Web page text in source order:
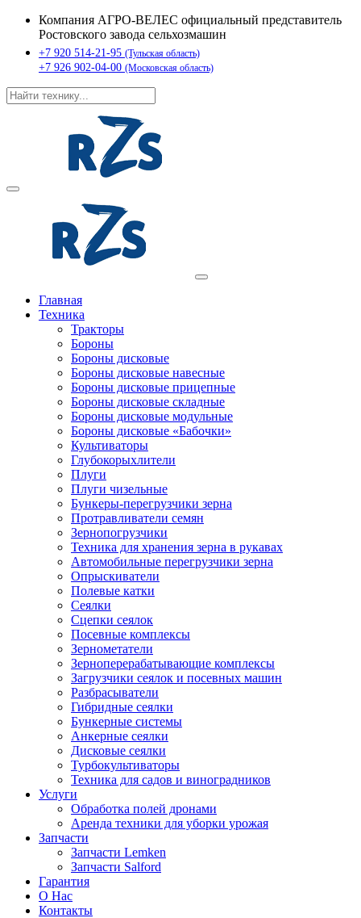
Компания АГРО-ВЕЛЕС официальный представитель
Ростовского завода сельхозмашин
+7 920 514-21-95 (Тульская область)
+7 926 902-04-00 (Московская область)
Главная
Техника
Тракторы
Бороны
Бороны дисковые
Бороны дисковые навесные
Бороны дисковые прицепные
Бороны дисковые складные
Бороны дисковые модульные
Бороны дисковые «Бабочки»
Культиваторы
Глубокорыхлители
Плуги
Плуги чизельные
Бункеры-перегрузчики зерна
Протравливатели семян
Зернопогрузчики
Техника для хранения зерна в рукавах
Автомобильные перегрузчики зерна
Опрыскиватели
Полевые катки
Сеялки
Сцепки сеялок
Посевные комплексы
Зернометатели
Зерноперерабатывающие комплексы
Загрузчики сеялок и посевных машин
Разбрасыватели
Гибридные сеялки
Бункерные системы
Анкерные сеялки
Дисковые сеялки
Турбокультиваторы
Техника для садов и виноградников
Услуги
Обработка полей дронами
Аренда техники для уборки урожая
Запчасти
Запчасти Lemken
Запчасти Salford
Гарантия
О Нас
Контакты